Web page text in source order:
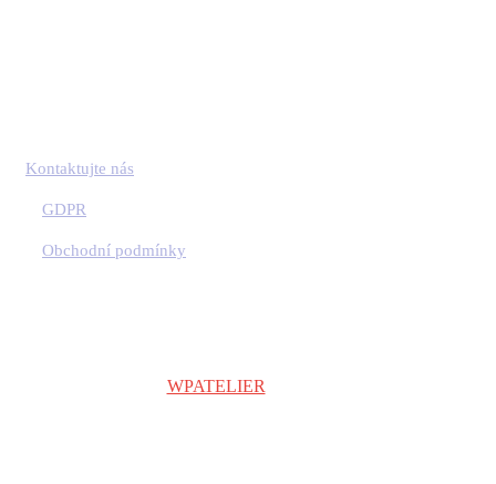
Kontaktujte nás
GDPR
Obchodní podmínky
WPATELIER